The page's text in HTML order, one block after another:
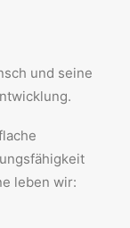
und seine
leben wir: